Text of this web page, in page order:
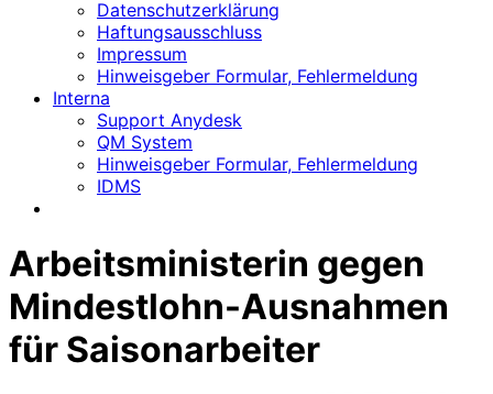
Datenschutzerklärung
Haftungsausschluss
Impressum
Hinweisgeber Formular, Fehlermeldung
Interna
Support Anydesk
QM System
Hinweisgeber Formular, Fehlermeldung
IDMS
Arbeitsministerin gegen
Mindestlohn-Ausnahmen
für Saisonarbeiter